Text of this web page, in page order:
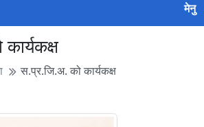
मेनु
स.प्र.जि.अ. को कार्यकक्ष